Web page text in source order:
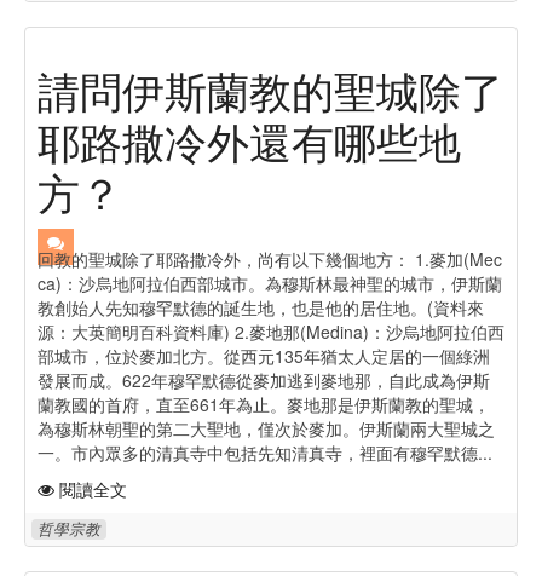
請問伊斯蘭教的聖城除了
耶路撒冷外還有哪些地
方？
回教的聖城除了耶路撒冷外，尚有以下幾個地方： 1.麥加(Mec
ca)：沙烏地阿拉伯西部城市。為穆斯林最神聖的城市，伊斯蘭
教創始人先知穆罕默德的誕生地，也是他的居住地。(資料來
源：大英簡明百科資料庫) 2.麥地那(Medina)：沙烏地阿拉伯西
部城市，位於麥加北方。從西元135年猶太人定居的一個綠洲
發展而成。622年穆罕默德從麥加逃到麥地那，自此成為伊斯
蘭教國的首府，直至661年為止。麥地那是伊斯蘭教的聖城，
為穆斯林朝聖的第二大聖地，僅次於麥加。伊斯蘭兩大聖城之
一。市內眾多的清真寺中包括先知清真寺，裡面有穆罕默德...
閱讀全文
哲學宗教